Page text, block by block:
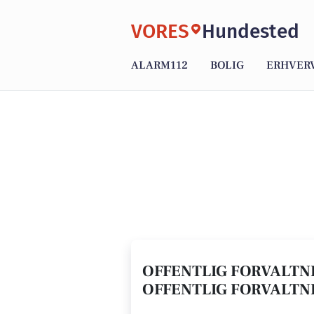
VORES Hundested
ALARM112 BOLIG
OFFENTLIG
OFFENTLIG